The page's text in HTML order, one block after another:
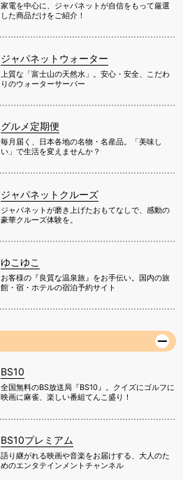
家電を中心に、ジャパネットが自信をもって厳選
した商品だけをご紹介！
ジャパネットウォーター
上質な「富士山の天然水」。安心・安全、こだわ
りのウォーターサーバー
グルメ定期便
毎月届く、日本各地の名物・名産品。「美味し
い」で生活を変えませんか？
ジャパネットクルーズ
ジャパネットが磨き上げたおもてなしで、感動の
豪華クルーズ体験を。
ゆこゆこ
お客様の『良質な温泉旅』をお手伝い。国内の旅
館・宿・ホテルの宿泊予約サイト
BS10
全国無料のBS放送局『BS10』。クイズにゴルフに
映画に麻雀、楽しい番組てんこ盛り！
BS10プレミアム
語り継がれる映画や音楽をお届けする、大人のた
めのエンタテインメントチャンネル